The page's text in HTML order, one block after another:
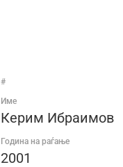
#
Име
Керим Ибраимов
Година на раѓање
2001